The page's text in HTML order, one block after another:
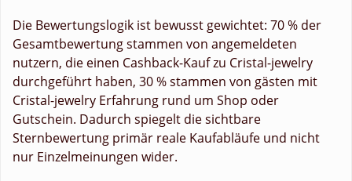
Die Bewertungslogik ist bewusst gewichtet: 70 % der
Gesamtbewertung stammen von angemeldeten
nutzern, die einen Cashback-Kauf zu Cristal-jewelry
durchgeführt haben, 30 % stammen von gästen mit
Cristal-jewelry Erfahrung rund um Shop oder
Gutschein. Dadurch spiegelt die sichtbare
Sternbewertung primär reale Kaufabläufe und nicht
nur Einzelmeinungen wider.